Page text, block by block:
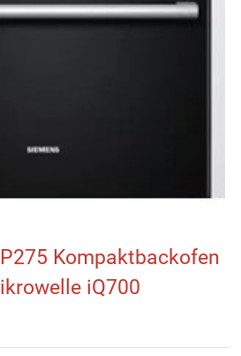
Kompaktbackofen
iQ700